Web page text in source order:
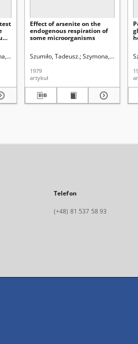
Marian (1925-1983). Szymona, Marian (1925-
Effect of arsenite on the
endogenous respiration of
some microorganisms
Szumiło, Tadeusz. Szymona, Marian
1979
artykuł
Telefon
(+48) 81 537 58 93